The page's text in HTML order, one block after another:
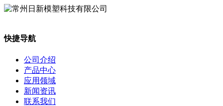
快捷导航
公司介绍
产品中心
应用领域
新闻资讯
联系我们